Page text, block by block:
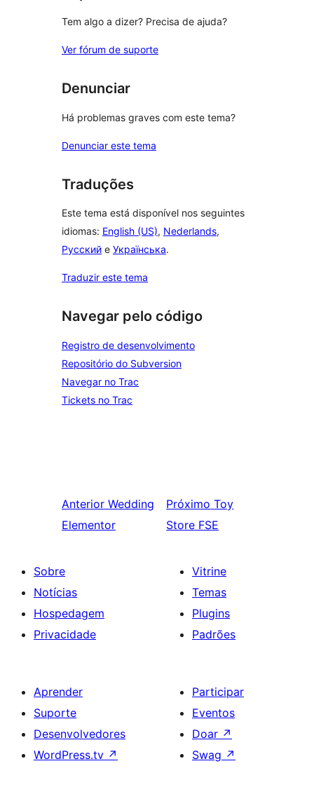
Tem algo a dizer? Precisa de ajuda?
Ver fórum de suporte
Denunciar
Há problemas graves com este tema?
Denunciar este tema
Traduções
Este tema está disponível nos seguintes
idiomas: English (US), Nederlands,
Русский e Українська.
Traduzir este tema
Navegar pelo código
Registro de desenvolvimento
Repositório do Subversion
Navegar no Trac
Tickets no Trac
Anterior Wedding
Elementor
Próximo Toy
Store FSE
Sobre
Notícias
Hospedagem
Privacidade
Vitrine
Temas
Plugins
Padrões
Aprender
Suporte
Desenvolvedores
WordPress.tv ↗
Participar
Eventos
Doar ↗
Swag ↗